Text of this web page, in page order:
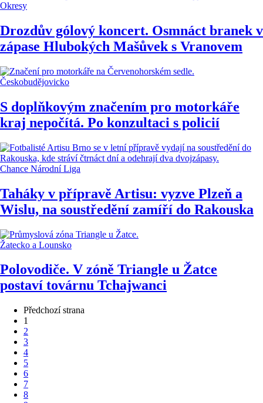
Okresy
Drozdův gólový koncert. Osmnáct branek v
zápase Hlubokých Mašůvek s Vranovem
Českobudějovicko
S doplňkovým značením pro motorkáře
kraj nepočítá. Po konzultaci s policií
Chance Národní Liga
Taháky v přípravě Artisu: vyzve Plzeň a
Wislu, na soustředění zamíří do Rakouska
Žatecko a Lounsko
Polovodiče. V zóně Triangle u Žatce
postaví továrnu Tchajwanci
Předchozí strana
1
2
3
4
5
6
7
8